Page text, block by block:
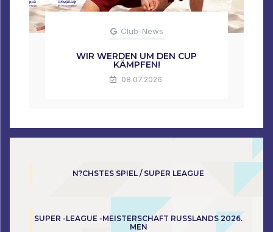
Club-News
WIR WERDEN UM DEN CUP
KÄMPFEN!
08.07.2026
N?CHSTES SPIEL / SUPER LEAGUE
SUPER -LEAGUE -MEISTERSCHAFT RUSSLANDS 2026.
MEN